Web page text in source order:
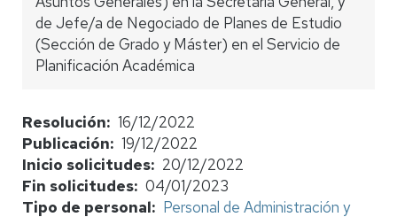
de Jefe/a de Negociado de Planes de Estudio
(Sección de Grado y Máster) en el Servicio de
Planificación Académica
Resolución
16/12/2022
Publicación
19/12/2022
Inicio solicitudes
20/12/2022
Fin solicitudes 04/01/2023
Tipo de personal
Personal de Administración y